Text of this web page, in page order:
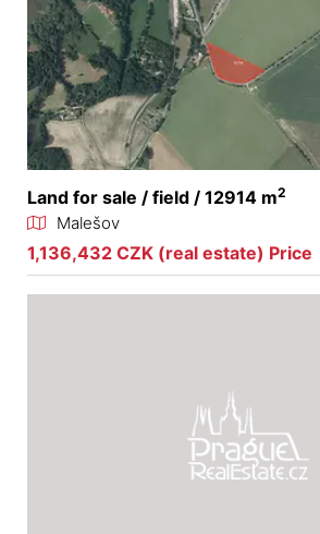
Land for sale / field / 12914 m2
Malešov
1,136,432 CZK (real estate) Price